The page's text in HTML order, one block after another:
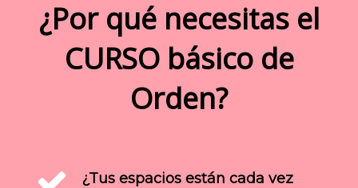
¿Por qué necesitas el
CURSO básico de
Orden?
¿Tus espacios están cada vez